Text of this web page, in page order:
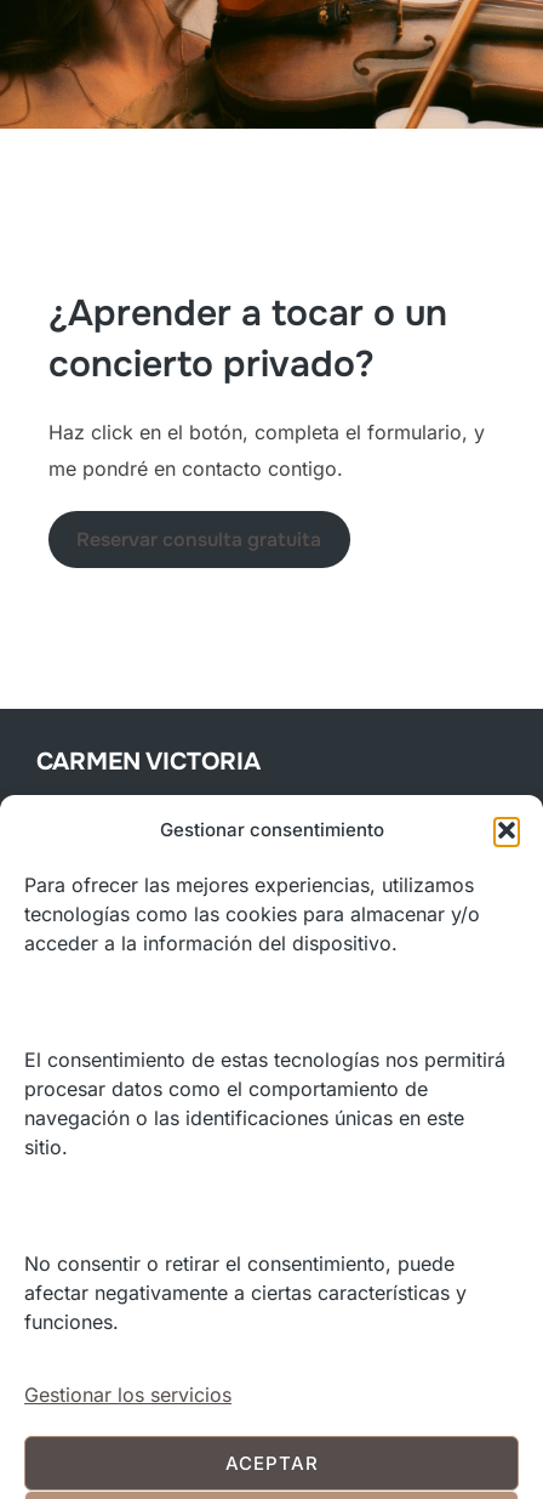
Gestionar consentimiento
Para ofrecer las mejores experiencias, utilizamos
tecnologías como las cookies para almacenar y/o
acceder a la información del dispositivo.
El consentimiento de estas tecnologías nos permitirá
procesar datos como el comportamiento de
navegación o las identificaciones únicas en este
sitio.
No consentir o retirar el consentimiento, puede
afectar negativamente a ciertas características y
funciones.
Gestionar los servicios
ACEPTAR
¿Aprender a tocar o un
concierto privado?
Haz click en el botón, completa el formulario, y
me pondré en contacto contigo.
Reservar consulta gratuita
CARMEN VICTORIA
Violinista de trayectoria internacional en Europa y América,
con experiencia en la Filarmónica de Berlín, Festival
Auditorio Nacional de la Música de Madrid.
Madrid, España.
Europa.
Contacto
Política de Cookies
Términos y condiciones
Instagram